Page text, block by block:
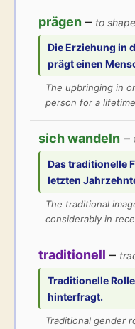
prägen – to
Die Erziehung in
prägteinen
The upbringing in
person for a
sich wandeln –
Das traditionelle
letzten
The traditional
considerably in
traditionell –
Traditionelle
hinterfragt.
Traditional gender